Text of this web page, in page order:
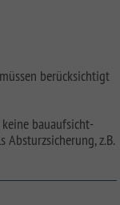
berücksichtigt
bauaufsicht-
z.B.